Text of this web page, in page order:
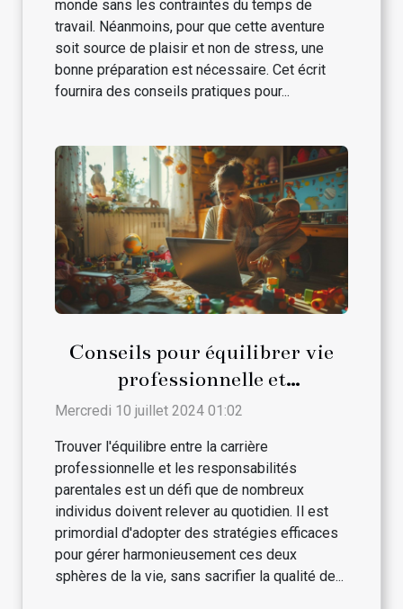
monde sans les contraintes du temps de
travail. Néanmoins, pour que cette aventure
soit source de plaisir et non de stress, une
bonne préparation est nécessaire. Cet écrit
fournira des conseils pratiques pour...
Conseils pour équilibrer vie
professionnelle et
responsabilités parentales
Mercredi 10 juillet 2024 01:02
Trouver l'équilibre entre la carrière
professionnelle et les responsabilités
parentales est un défi que de nombreux
individus doivent relever au quotidien. Il est
primordial d'adopter des stratégies efficaces
pour gérer harmonieusement ces deux
sphères de la vie, sans sacrifier la qualité de...